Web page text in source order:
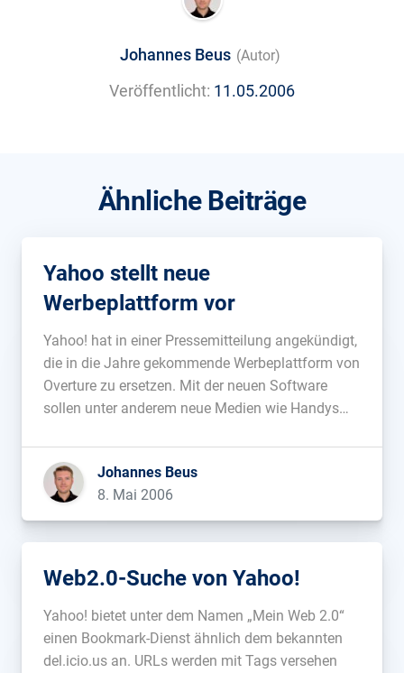
Johannes Beus (Autor)
Veröffentlicht: 11.05.2006
Ähnliche Beiträge
Yahoo stellt neue
Werbeplattform vor
Yahoo! hat in einer Pressemitteilung angekündigt,
die in die Jahre gekommende Werbeplattform von
Overture zu ersetzen. Mit der neuen Software
sollen unter anderem neue Medien wie Handys
bessere geografische Zuordnung möglich sein....
Johannes Beus
8. Mai 2006
Web2.0-Suche von Yahoo!
Yahoo! bietet unter dem Namen „Mein Web 2.0“
einen Bookmark-Dienst ähnlich dem bekannten
del.icio.us an. URLs werden mit Tags versehen